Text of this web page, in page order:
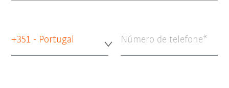
+351 - Portugal Número de telefone